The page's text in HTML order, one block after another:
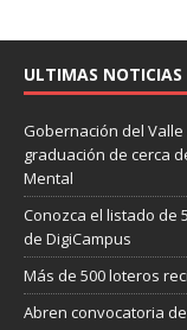
ULTIMAS NOTICIAS
Gobernación del
graduación de cerca
Mental
Conozca el listado de
de DigiCampus
Más de 500 loteros
Abren convocatoria